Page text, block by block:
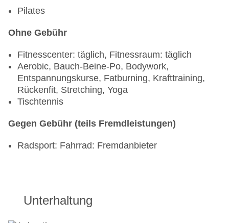
gegen Gebühr
10:00 Uhr - 18:00 Uhr, gegen Gebühr
Die Nutzung des Spezialitätenrestaurants
„Bellota" ist 1x pro Aufenthalt inklusive bei
Buchung mit der Verpflegungsleistung
Halbpension
Pilates
Ohne Gebühr
Fitnesscenter: täglich, Fitnessraum: täglich
Aerobic, Bauch-Beine-Po, Bodywork,
Entspannungskurse, Fatburning, Krafttraining,
Rückenfit, Stretching, Yoga
Tischtennis
Gegen Gebühr (teils Fremdleistungen)
Radsport: Fahrrad: Fremdanbieter
Unterhaltung